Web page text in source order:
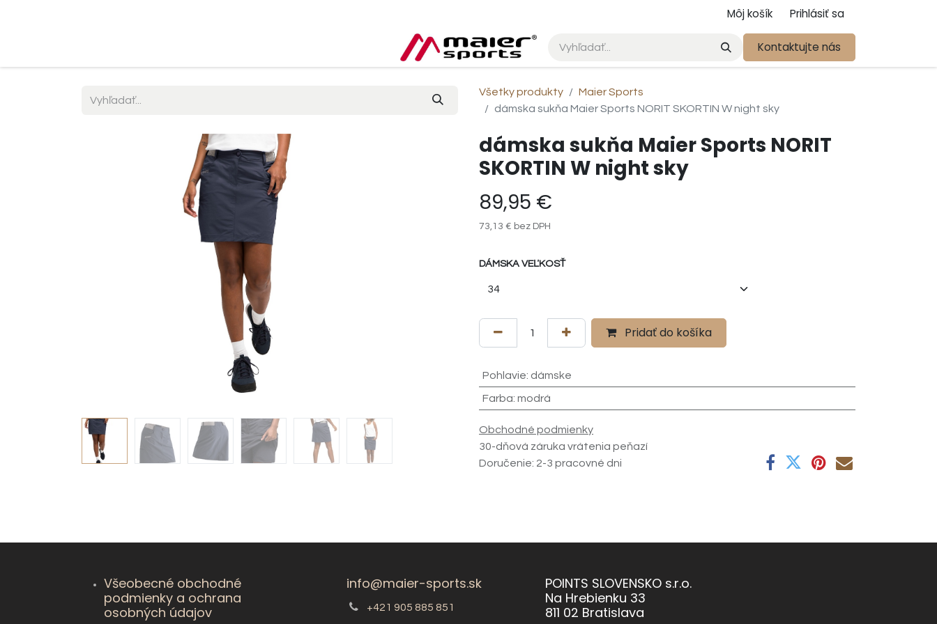
Môj košík Prihlásiť sa
Kontaktujte nás
Všetky produkty
Maier Sports
dámska sukňa Maier Sports NORIT SKORTIN W night sky
dámska sukňa Maier Sports NORIT
SKORTIN W night sky
89,95 €
73,13 € bez DPH
DÁMSKA VEĽKOSŤ
Pridať do košíka
Pohlavie: dámske
Farba: modrá
Obchodné podmienky
30-dňová záruka vrátenia peňazí
Doručenie: 2-3 pracovné dni
Všeobecné obchodné
podmienky a ochrana
osobných údajov
info@maier-sports.sk
+421 905 885 851
POINTS SLOVENSKO s.r.o.
Na Hrebienku 33
811 02 Bratislava